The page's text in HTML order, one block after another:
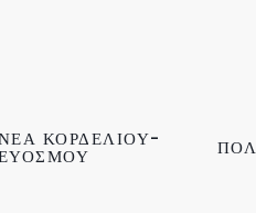
ΚΟΡΔΕΛΙΟΥ-